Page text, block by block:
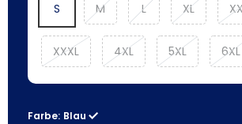
S M L XL
XXXL 4XL 5XL 6XL
Farbe: Blau